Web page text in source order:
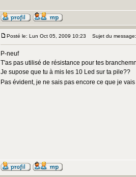
Posté le: Lun Oct 05, 2009 10:23 Sujet du message:
P-neuf
T'as pas utilisé de résistance pour tes
Je supose que tu à mis les 10 Led sur ta pile??
Pas évident, je ne sais pas encore ce que je